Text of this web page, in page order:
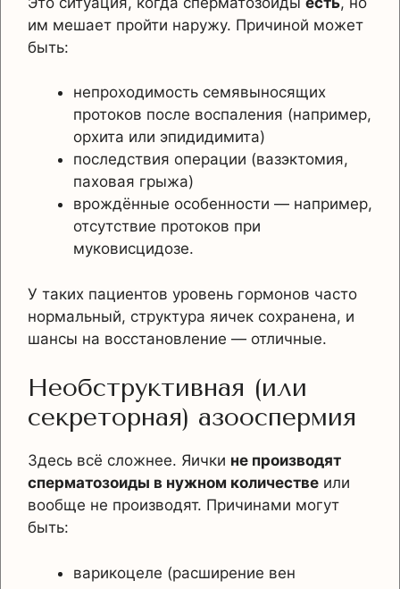
им мешает пройти наружу. Причиной может
быть:
непроходимость семявыносящих
протоков после воспаления (например,
орхита или эпидидимита)
последствия операции (вазэктомия,
паховая грыжа)
врождённые особенности — например,
отсутствие протоков при
муковисцидозе.
У таких пациентов уровень гормонов часто
нормальный, структура яичек сохранена, и
шансы на восстановление — отличные.
Необструктивная (или
секреторная) азооспермия
Здесь всё сложнее. Яички не производят
сперматозоиды в нужном количестве или
вообще не производят. Причинами могут
быть:
варикоцеле (расширение вен